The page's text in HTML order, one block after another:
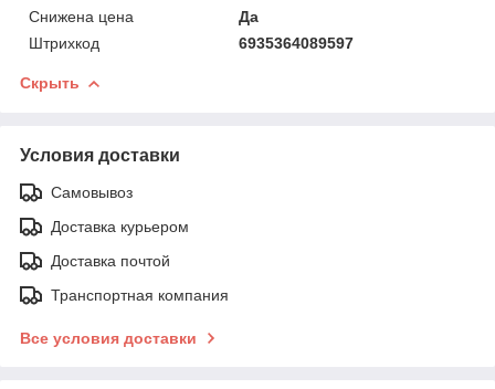
Снижена цена
Да
Штрихкод
6935364089597
Скрыть
Условия доставки
Самовывоз
Доставка курьером
Доставка почтой
Транспортная компания
Все условия доставки